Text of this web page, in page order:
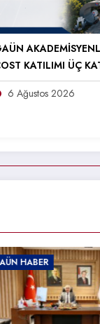
KATILIMI ÜÇ
6 Ağustos 2026